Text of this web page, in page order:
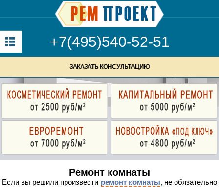
+7(495)540-52-51
ЗАКАЗАТЬ КОНСУЛЬТАЦИЮ
Ремонт комнаты
Если вы решили произвести ремонт комнаты, не обязательно